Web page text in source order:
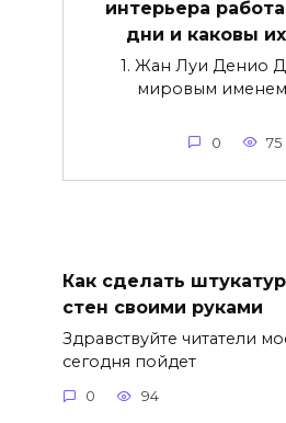
интерьера
дни и каковы
1. Жан Луи Денио
мировым
0 75
Как сделать
стен своими руками
Здравствуйте читатели
сегодня пойдет
0 94